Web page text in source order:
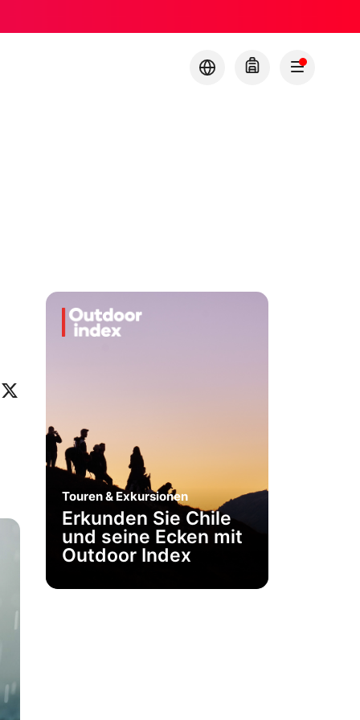
X
Touren & Exkursionen
Erkunden Sie Chile
und seine Ecken mit
Outdoor Index